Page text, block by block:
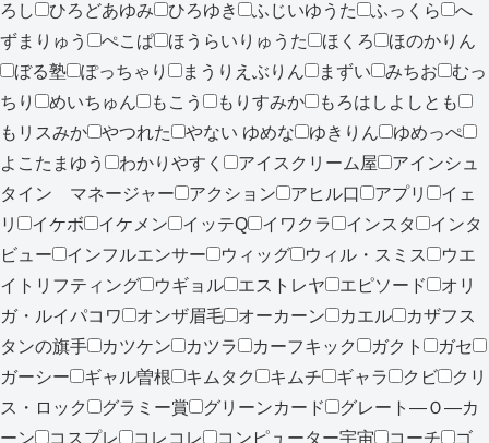
ろし
ひろどあゆみ ひろゆき ふじいゆうた ふっくら
へ
ずまりゅう
ぺこぱ ほうらいりゅうた ほくろ
ほのかりん
ぼる塾
ぽっちゃり まうりえぶりん まずい みちお
むっ
ちり
めいちゅん もこう もりすみか
もろはしよしとも
もリスみか
やつれた やない ゆめな ゆきりん
ゆめっぺ
よこたまゆう
わかりやすく アイスクリーム屋
アインシュ
タイン マネージャー
アクション アヒル口 アプリ
イェ
リ
イケボ イケメン イッテQ イワクラ インスタ
インタ
ビュー
インフルエンサー ウィッグ ウィル・スミス
ウエ
イトリフティング
ウギョル エストレヤ エピソード
オリ
ガ・ルイパコワ
オンザ眉毛 オーカーン カエル
カザフス
タンの旗手
カツケン カツラ カーフキック ガクト
ガセ
ガーシー
ギャル曽根 キムタク キムチ ギャラ クビ
クリ
ス・ロック
グラミー賞 グリーンカード
グレート―Ｏ―カ
ーン
コスプレ コレコレ コンピューター宇宙 コーチ
ゴ